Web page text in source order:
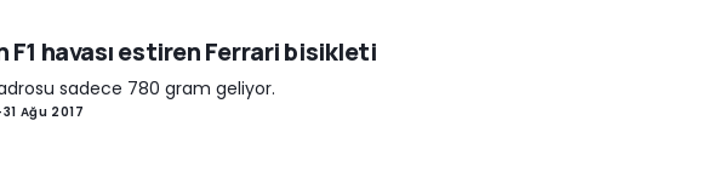
F1 havası estiren Ferrari bisikleti
sadece 780 gram geliyor.
31 Ağu 2017